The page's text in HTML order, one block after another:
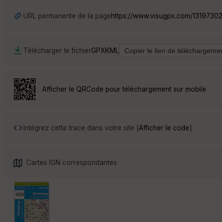
URL permanente de la pagehttps://www.visugpx.com/
Télécharger le fichierGPXKML
Afficher le QRCode pour téléchargement sur mobile
Intégrez cette trace dans votre site [Afficher le code]
Cartes IGN correspondantes